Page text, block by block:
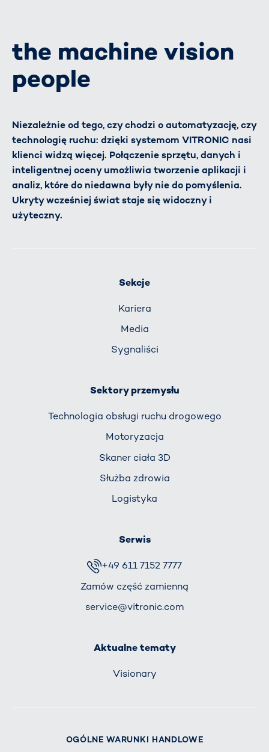
the machine vision
people
Niezależnie od tego, czy chodzi o automatyzację, czy
technologię ruchu: dzięki systemom VITRONIC nasi
klienci widzą więcej. Połączenie sprzętu, danych i
inteligentnej oceny umożliwia tworzenie aplikacji i
analiz, które do niedawna były nie do pomyślenia.
Ukryty wcześniej świat staje się widoczny i
użyteczny.
Sekcje
Kariera
Media
Sygnaliści
Sektory przemysłu
Technologia obsługi ruchu drogowego
Motoryzacja
Skaner ciała 3D
Służba zdrowia
Logistyka
Serwis
+49 611 7152 7777
Zamów część zamienną
service@vitronic.com
Aktualne tematy
Visionary
OGÓLNE WARUNKI HANDLOWE